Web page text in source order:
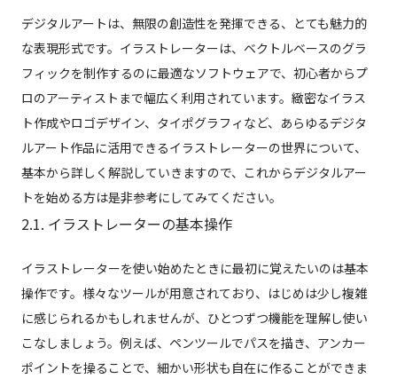
デジタルアートは、無限の創造性を発揮できる、とても魅力的
な表現形式です。イラストレーターは、ベクトルベースのグラ
フィックを制作するのに最適なソフトウェアで、初心者からプ
ロのアーティストまで幅広く利用されています。緻密なイラス
ト作成やロゴデザイン、タイポグラフィなど、あらゆるデジタ
ルアート作品に活用できるイラストレーターの世界について、
基本から詳しく解説していきますので、これからデジタルアー
トを始める方は是非参考にしてみてください。
2.1. イラストレーターの基本操作
イラストレーターを使い始めたときに最初に覚えたいのは基本
操作です。様々なツールが用意されており、はじめは少し複雑
に感じられるかもしれませんが、ひとつずつ機能を理解し使い
こなしましょう。例えば、ペンツールでパスを描き、アンカー
ポイントを操ることで、細かい形状も自在に作ることができま